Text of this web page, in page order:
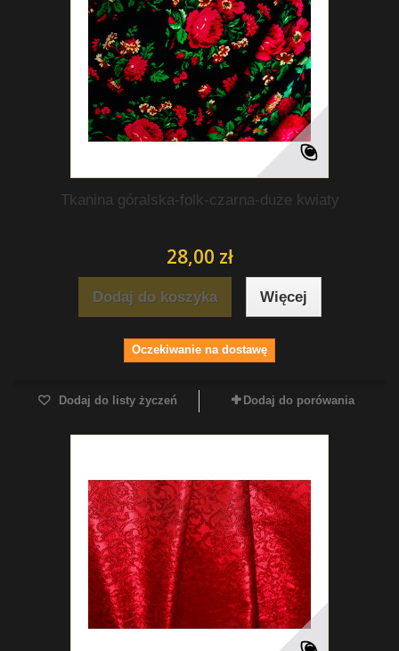
Tkanina góralska-folk-czarna-duże kwiaty
28,00 zł
Dodaj do koszyka Więcej
Oczekiwanie na dostawę
Dodaj do listy życzeń Dodaj do porówania